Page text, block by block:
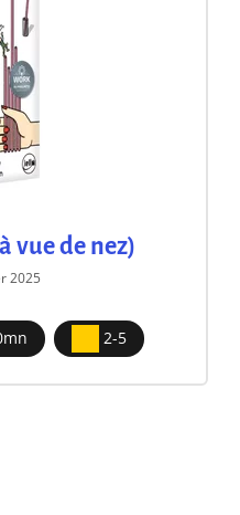
vue de nez)
2025
2-5